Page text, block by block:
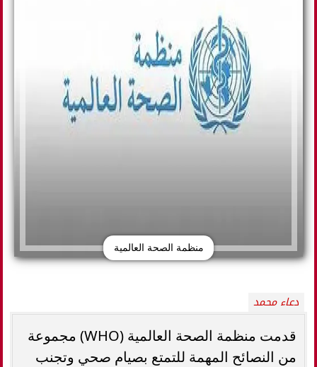
منظمة الصحة العالمية
دعاء محمد
قدمت منظمة الصحة العالمية (WHO) مجموعة
من النصائح المهمة للتمتع بصيام صحي وتجنب